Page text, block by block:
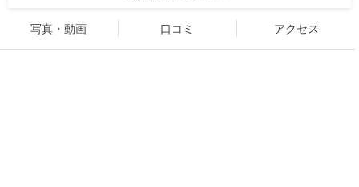
写真・動画 口コミ アクセス